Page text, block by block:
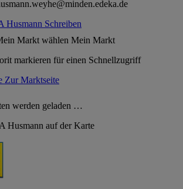
Husmann Schreiben
Markt wählen Mein Markt
markieren für einen Schnellzugriff
Zur Marktseite
werden geladen …
Husmann auf der Karte